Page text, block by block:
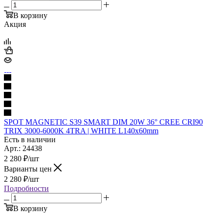
В корзину
Акция
SPOT MAGNETIC S39 SMART DIM 20W 36° CREE CRI90
TRIX 3000-6000K 4TRA | WHITE L140x60mm
Есть в наличии
Арт.: 24438
2 280 ₽/шт
Варианты цен
2 280 ₽/шт
Подробности
В корзину